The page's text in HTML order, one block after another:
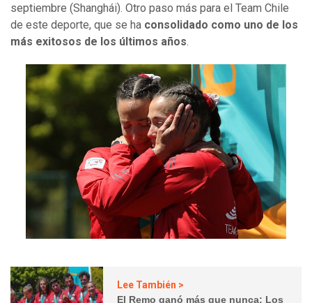
septiembre (Shanghái). Otro paso más para el Team Chile
de este deporte, que se ha consolidado como uno de los
más exitosos de los últimos años.
Lee También >
El Remo ganó más que nunca: Los